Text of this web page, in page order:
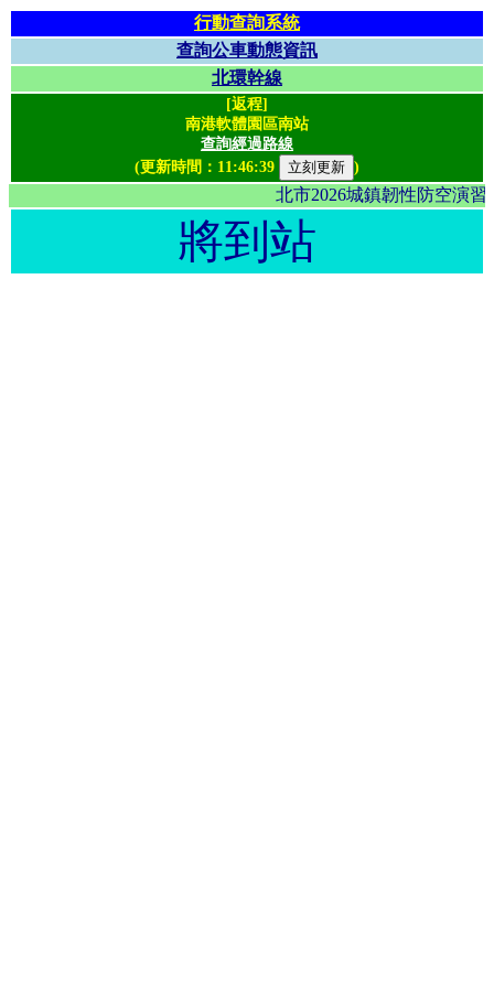
行動查詢系統
查詢公車動態資訊
北環幹線
[返程]
南港軟體園區南站
查詢經過路線
(更新時間： 11:46:39 )
北市2026城鎮韌性防空
將到站